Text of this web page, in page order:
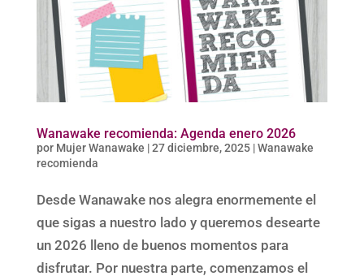
Wanawake recomienda: Agenda enero 2026
por Mujer Wanawake |27 diciembre, 2025|Wanawake
recomienda
Desde Wanawake nos alegra enormemente el
que sigas a nuestro lado y queremos desearte
un 2026 lleno de buenos momentos para
disfrutar. Por nuestra parte, comenzamos el